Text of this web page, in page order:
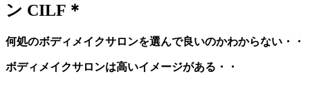
ン CILF＊
何処のボディメイクサロンを選んで良いのかわからない・・
ボディメイクサロンは高いイメージがある・・